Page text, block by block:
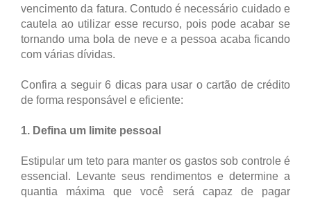
vencimento da fatura. Contudo é necessário cuidado e
cautela ao utilizar esse recurso, pois pode acabar se
tornando uma bola de neve e a pessoa acaba ficando
com várias dívidas.
Confira a seguir 6 dicas para usar o cartão de crédito
de forma responsável e eficiente:
1. Defina um limite pessoal
Estipular um teto para manter os gastos sob controle é
essencial. Levante seus rendimentos e determine a
quantia máxima que você será capaz de pagar